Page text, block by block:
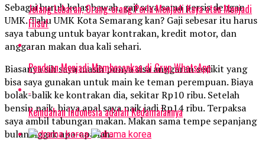
Sebagai buruh kelas bawah, gaji saya sama persis dengan
UMK. Tahu UMK Kota Semarang kan? Gaji sebesar itu harus
saya tabung untuk bayar kontrakan, kredit motor, dan
anggaran makan dua kali sehari.
Biasanya sih saya masih punya sisa anggaran sedikit yang
bisa saya gunakan untuk main ke teman perempuan. Biaya
bolak-balik ke kontrakan dia, sekitar Rp10 ribu. Setelah
bensin naik, biaya apal saya naik jadi Rp14 ribu. Terpaksa
saya ambil tabungan makan. Makan sama tempe sepanjang
bulan nggak apa-apa lah.
Jelang Lebaran, Orang-orang Perlu Menjadi Kaya atau Menjadi
Filsuf
Panduan Menjadi Membosankan di Grup WhatsApp
Keindahan Indonesia adalah Kedamaiannya